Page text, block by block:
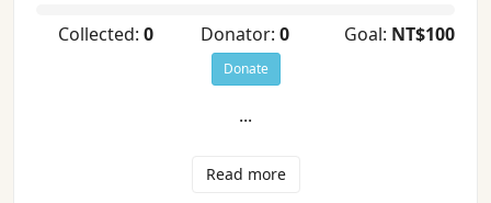
Collected: 0 Donator:0 Goal: NT$100
Donate
...
Read more